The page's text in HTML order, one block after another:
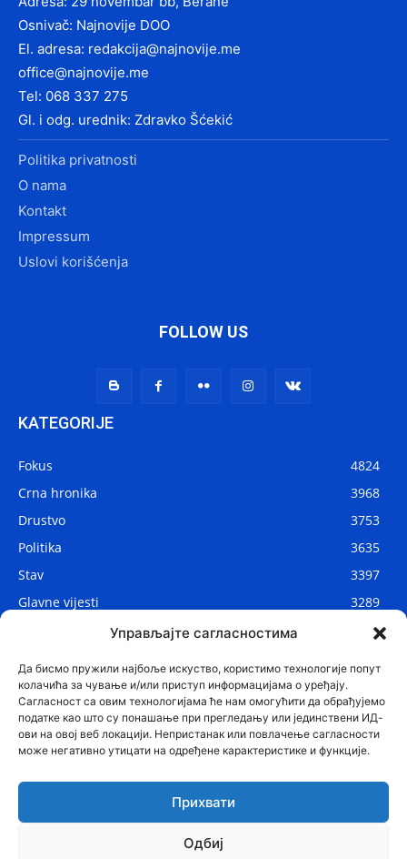
Управљајте сагласностима
Да бисмо пружили најбоље искуство, користимо технологије попут
колачића за чување и/или приступ информацијама о уређају.
Сагласност са овим технологијама ће нам омогућити да обрађујемо
податке као што су понашање при прегледању или јединствени ИД-
ови на овој веб локацији. Непристанак или повлачење сагласности
може негативно утицати на одређене карактеристике и функције.
Прихвати
Одбиј
Osnivač: Najnovije DOO
El. adresa: redakcija@najnovije.me
office@najnovije.me
Tel: 068 337 275
Gl. i odg. urednik: Zdravko Šćekić
Politika privatnosti
O nama
Kontakt
Impressum
Uslovi korišćenja
FOLLOW US
KATEGORIJE
Fokus
4824
Crna hronika
3968
Drustvo
3753
Politika
3635
Stav
3397
Glavne vijesti
3289
2914